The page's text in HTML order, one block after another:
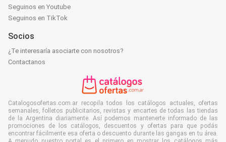
Seguinos en Youtube
Seguinos en TikTok
Socios
¿Te interesaría asociarte con nosotros?
Contactanos
Catalogosofertas.com.ar recopila todos los catálogos actuales, ofertas
semanales, folletos publicitarios, revistas y encartes de todas las tiendas
de la Argentina diariamente. Así podemos mantenerte informado de las
promociones de los catálogos, descuentos y ofertas para que podás
encontrar fácilmente esa oferta o descuento durante las gangas en tu área.